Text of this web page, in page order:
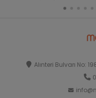
Alınteri Bulvarı No: